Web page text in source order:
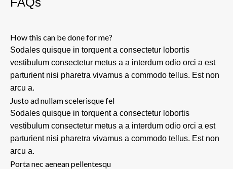
How this can be done for me?
Sodales quisque in torquent a consectetur lobortis
vestibulum consectetur metus a a interdum odio orci a est
parturient nisi pharetra vivamus a commodo tellus. Est non
arcu a.
Justo ad nullam scelerisque fel
Sodales quisque in torquent a consectetur lobortis
vestibulum consectetur metus a a interdum odio orci a est
parturient nisi pharetra vivamus a commodo tellus. Est non
arcu a.
Porta nec aenean pellentesqu